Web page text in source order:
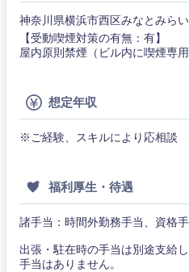
神奈川県横浜市西区みなとみら
【受動喫煙対策の有無：有】
屋内原則禁煙（ビル内に喫煙専用
想定年収
※ご経験、スキルにより応相談
福利厚生・待遇
諸手当：時間外勤務手当、資格
出張・駐在時の手当は別途支給
手当はありません。